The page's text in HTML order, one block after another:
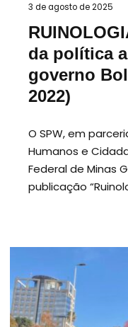
3 de agosto de 2025
da política
governo
2022)
O SPW, em
Humanos e
Federal de Minas
publicação